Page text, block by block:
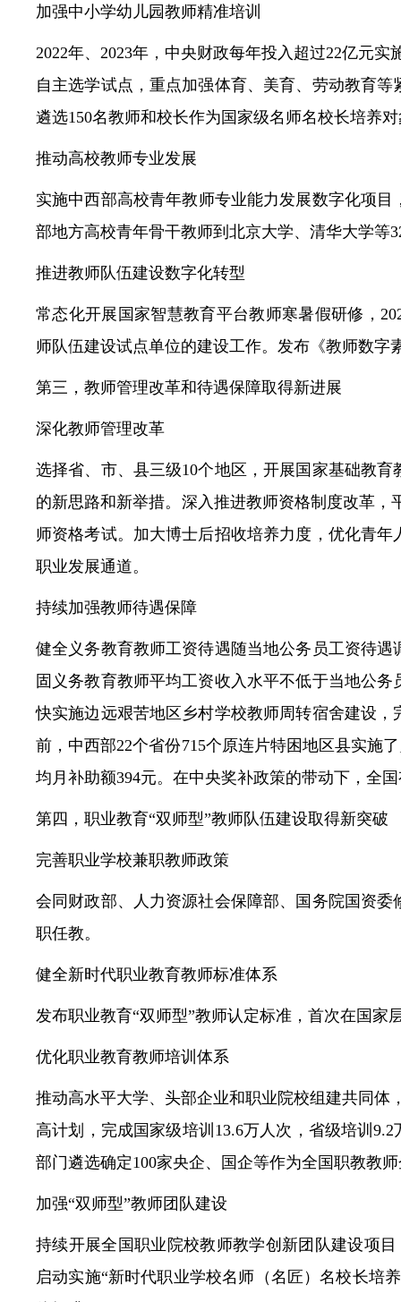
加强中小学幼儿园教师精准培训
2022年、2023年，中央财政每年投入超过22亿元
自主选学试点，重点加强体育、美育、劳动教育
遴选150名教师和校长作为国家级名师名校长培养
推动高校教师专业发展
实施中西部高校青年教师专业能力发展数字化项
部地方高校青年骨干教师到北京大学、清华大学等
推进教师队伍建设数字化转型
常态化开展国家智慧教育平台教师寒暑假研修，
师队伍建设试点单位的建设工作。发布《教师数
第三，教师管理改革和待遇保障取得新进展
深化教师管理改革
选择省、市、县三级10个地区，开展国家基础教
的新思路和新举措。深入推进教师资格制度改革，
师资格考试。加大博士后招收培养力度，优化青
职业发展通道。
持续加强教师待遇保障
健全义务教育教师工资待遇随当地公务员工资待
固义务教育教师平均工资收入水平不低于当地公
快实施边远艰苦地区乡村学校教师周转宿舍建设
前，中西部22个省份715个原连片特困地区县实施
均月补助额394元。在中央奖补政策的带动下，全
第四，职业教育“双师型”教师队伍建设取得新突破
完善职业学校兼职教师政策
会同财政部、人力资源社会保障部、国务院国资
职任教。
健全新时代职业教育教师标准体系
发布职业教育“双师型”教师认定标准，首次在国家
优化职业教育教师培训体系
推动高水平大学、头部企业和职业院校组建共同体
高计划，完成国家级培训13.6万人次，省级培训
部门遴选确定100家央企、国企等作为全国职教教
加强“双师型”教师团队建设
持续开展全国职业院校教师教学创新团队建设项
启动实施“新时代职业学校名师（名匠）名校长培